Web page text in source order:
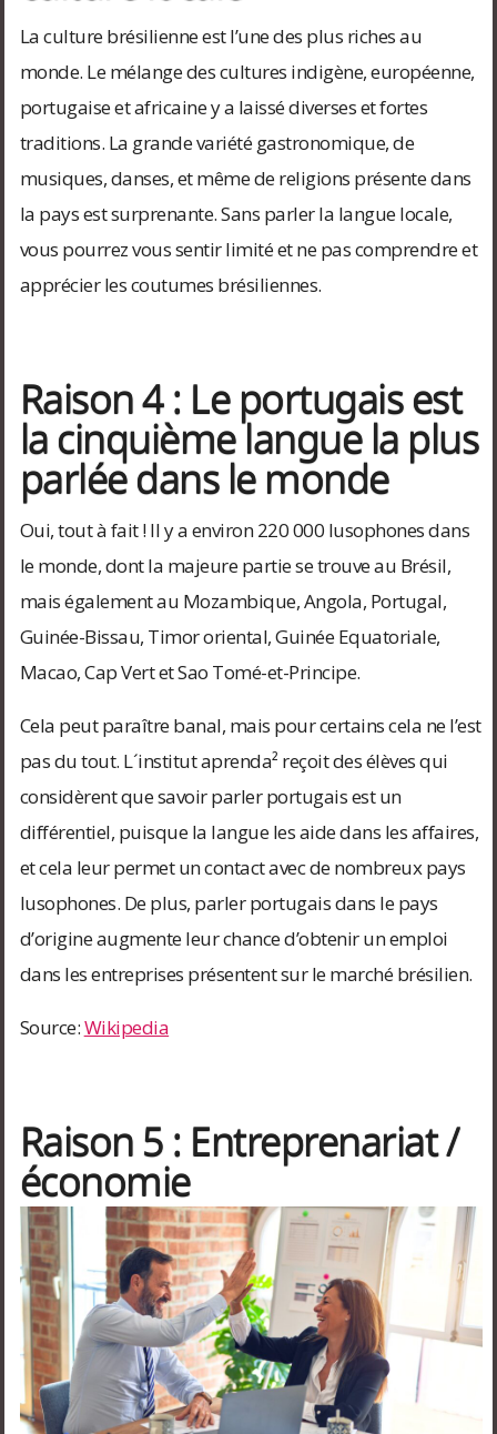
La culture brésilienne est l’une des plus riches au
monde. Le mélange des cultures indigène, européenne,
portugaise et africaine y a laissé diverses et fortes
traditions. La grande variété gastronomique, de
musiques, danses, et même de religions présente dans
la pays est surprenante. Sans parler la langue locale,
vous pourrez vous sentir limité et ne pas comprendre et
apprécier les coutumes brésiliennes.
Raison 4 : Le portugais est
la cinquième langue la plus
parlée dans le monde
Oui, tout à fait ! Il y a environ 220 000 lusophones dans
le monde, dont la majeure partie se trouve au Brésil,
mais également au Mozambique, Angola, Portugal,
Guinée-Bissau, Timor oriental, Guinée Equatoriale,
Macao, Cap Vert et Sao Tomé-et-Principe.
Cela peut paraître banal, mais pour certains cela ne l’est
pas du tout. L´institut aprenda² reçoit des élèves qui
considèrent que savoir parler portugais est un
différentiel, puisque la langue les aide dans les affaires,
et cela leur permet un contact avec de nombreux pays
lusophones. De plus, parler portugais dans le pays
d’origine augmente leur chance d’obtenir un emploi
dans les entreprises présentent sur le marché brésilien.
Source:Wikipedia
Raison 5 : Entreprenariat /
économie